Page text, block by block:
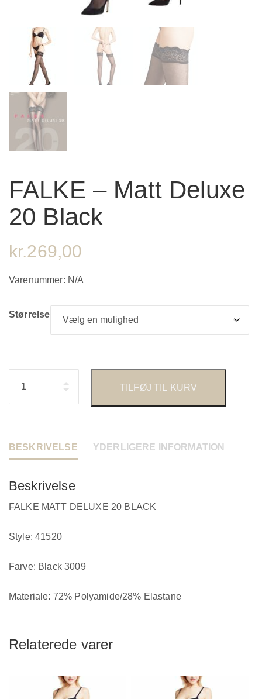
FALKE – Matt Deluxe
20 Black
kr.269,00
Varenummer: N/A
Størrelse
TILFØJ TIL KURV
BESKRIVELSE YDERLIGERE INFORMATION
Beskrivelse
FALKE MATT DELUXE 20 BLACK
Style: 41520
Farve: Black 3009
Materiale: 72% Polyamide/28% Elastane
Relaterede varer